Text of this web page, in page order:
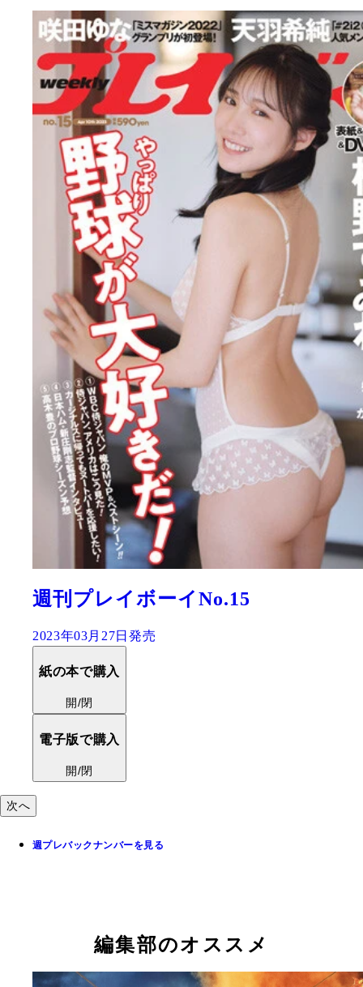
週刊プレイボーイNo.15
2023年03月27日発売
紙の本で購入
開/閉
電子版で購入
開/閉
次へ
週プレバックナンバーを見る
編集部のオススメ